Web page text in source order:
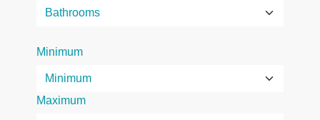
Minimum
Maximum